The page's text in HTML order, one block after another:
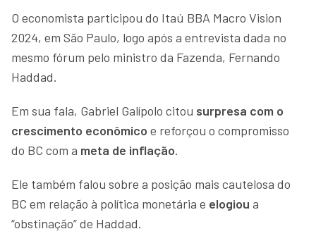
O economista participou do Itaú BBA Macro Vision
2024, em São Paulo, logo após a entrevista dada no
mesmo fórum pelo ministro da Fazenda, Fernando
Haddad.
Em sua fala, Gabriel Galípolo citou surpresa com o
crescimento econômico e reforçou o compromisso
do BC com a meta de inflação.
Ele também falou sobre a posição mais cautelosa do
BC em relação à política monetária e elogiou a
“obstinação” de Haddad.